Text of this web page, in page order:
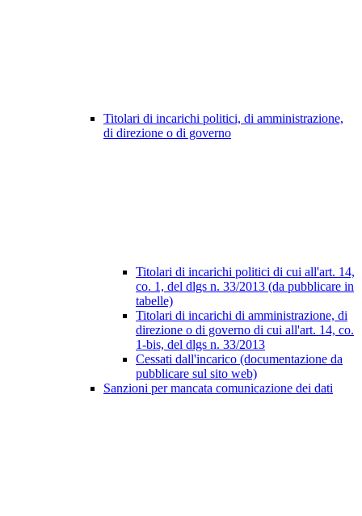
Titolari di incarichi politici, di amministrazione,
di direzione o di governo
Titolari di incarichi politici di cui all'art. 14,
co. 1, del dlgs n. 33/2013 (da pubblicare in
tabelle)
Titolari di incarichi di amministrazione, di
direzione o di governo di cui all'art. 14, co.
1-bis, del dlgs n. 33/2013
Cessati dall'incarico (documentazione da
pubblicare sul sito web)
Sanzioni per mancata comunicazione dei dati